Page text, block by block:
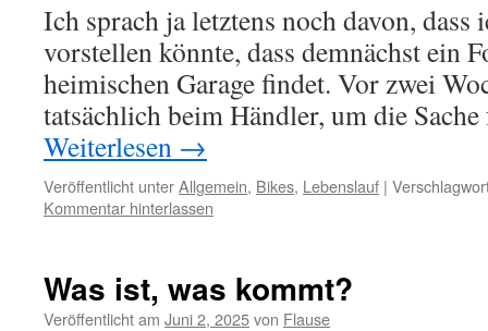
Ich sprach ja letztens noch davon, dass
vorstellen könnte, dass demnächst ein
heimischen Garage findet. Vor zwei
tatsächlich beim Händler, um die
Weiterlesen →
Veröffentlicht unterAllgemein, Bikes, Lebenslauf |
Kommentar hinterlassen
Was ist, was kommt?
Veröffentlicht am Juni 2, 2025von Flause